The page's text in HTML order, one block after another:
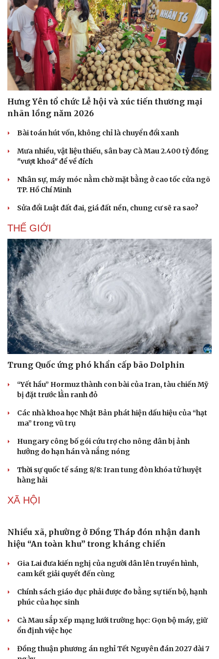
Doanh nghiệp
Thông tin doanh nghiệp
Doanh nghiệp 24h
Doanh nhân
Vì cộng đồng
Công nghệ
Sành điệu
Tin Công nghệ
Trải nghiệm
Chuyển đổi số
Sức khỏe
Dinh dưỡng - món ngon
Đời sống
Hưng Yên tổ chức Lễ hội và xúc tiến thương mại
nhãn lồng năm 2026
Bài toán hút vốn, không chỉ là chuyển đổi xanh
Mưa nhiều, vật liệu thiếu, sân bay Cà Mau 2.400 tỷ đồng
"vượt khoá" để về đích
Nhân sự, máy móc nằm chờ mặt bằng ở cao tốc cửa ngõ
TP. Hồ Chí Minh
Sửa đổi Luật đất đai, giá đất nền, chung cư sẽ ra sao?
THẾ GIỚI
Trung Quốc ứng phó khẩn cấp bão Dolphin
“Yết hầu” Hormuz thành con bài của Iran, tàu chiến Mỹ
bị đặt trước lằn ranh đỏ
Các nhà khoa học Nhật Bản phát hiện dấu hiệu của “hạt
ma” trong vũ trụ
Hungary công bố gói cứu trợ cho nông dân bị ảnh
hưởng do hạn hán và nắng nóng
Thời sự quốc tế sáng 8/8: Iran tung đòn khóa tử huyệt
hàng hải
XÃ HỘI
Nhiều xã, phường ở Đồng Tháp đón nhận danh
hiệu “An toàn khu” trong kháng chiến